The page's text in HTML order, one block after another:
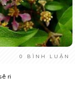
0 BÌNH LUẬN
ri